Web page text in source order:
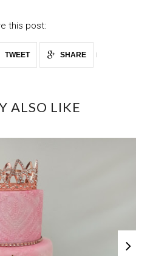
this post:
TWEET SHARE
ALSO LIKE